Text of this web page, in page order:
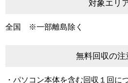
対象エリ
全国 ※一部離島除く
無料回収の注
・パソコン本体を含む回収１回に